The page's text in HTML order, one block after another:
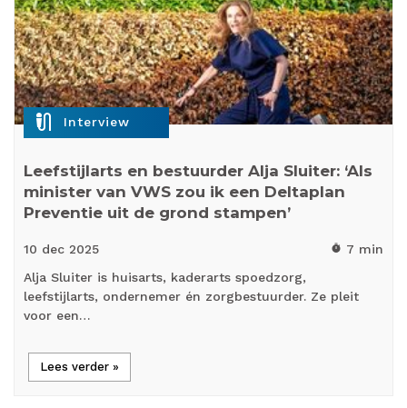
mic_external_on Interview
Leefstijlarts en bestuurder Alja Sluiter: ‘Als
minister van VWS zou ik een Deltaplan
Preventie uit de grond stampen’
10 dec 2025 timer 7 min
Alja Sluiter is huisarts, kaderarts spoedzorg,
leefstijlarts, ondernemer én zorgbestuurder. Ze pleit
voor een…
Lees verder »